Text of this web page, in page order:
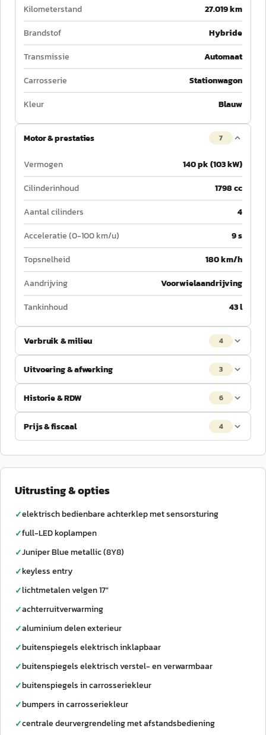
Kilometerstand
27.019 km
Brandstof
Hybride
Transmissie
Automaat
Carrosserie
Stationwagon
Kleur
Blauw
Motor & prestaties 7
Vermogen
140 pk (103 kW)
Cilinderinhoud
1798 cc
Aantal cilinders
4
Acceleratie (0-100 km/u)
9 s
Topsnelheid
180 km/h
Aandrijving
Voorwielaandrijving
Tankinhoud
43 l
Verbruik & milieu 4
Uitvoering & afwerking 3
Historie & RDW 6
Prijs & fiscaal 4
Uitrusting & opties
✓elektrisch bedienbare achterklep met sensorsturing
✓full-LED koplampen
✓Juniper Blue metallic (8Y8)
✓keyless entry
✓lichtmetalen velgen 17"
✓achterruitverwarming
✓aluminium delen exterieur
✓buitenspiegels elektrisch inklapbaar
✓buitenspiegels elektrisch verstel- en verwarmbaar
✓buitenspiegels in carrosseriekleur
✓bumpers in carrosseriekleur
✓centrale deurvergrendeling met afstandsbediening